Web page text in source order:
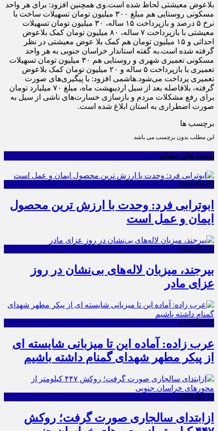
بلاعوض معیشتی لحاظ شده است.وی همچنین افزود: برای هر واحد
مسکونی روستایی هم مبلغ ۳۰۰ میلیون تومان تسهیلات ساخت با
نرخ ۵ درصد و بازپرداخت ۱۵ ساله، ۳۰ میلیون تومان تسهیلات
معیشتی با بازپرداخت ۷ ساله، ۸۰ میلیون تومان کمک بلاعوض
احداثی و ۱۵ میلیون تومان هم کمک بلا عوض معیشتی در نظر
گرفته شده است.به گفته استاندار خراسان جنوبی به هر واحد
مسکونی تعمیری شهری و روستایی هم ۳۰ میلیون تومان تسهیلات
تعمیری با بازپرداخت ۵ ساله و ۲۰ میلیون تومان کمک بلاعوض
تعمیری پرداخت می‌شود.هاشمی افزود: با پیگیری‌های صورت
گرفته، بلافاصله بعد از سیل اردیبهشت ماه، مبلغ ۷۰ میلیارد تومان
برای رفع مشکلات مردم و بازسازی خسارت‌های ناشی از سیل به
صورت اضطراری به استان ابلاغ شده است.
برچسب ها
این مطلب بدون برچسب می باشد.
نوشته های مشابه
1404-09-09
ابوترابی فرد: وحدت با ارزش ترین محصول
ایمان و عمل است
1404-09-03
بیرجند، میزبان لاله‌های بی‌نشان در روز
عزای مادر
1404-09-02
عرب زاده: آماده این تا میزبانی شایسته ای
از پیکر مطهر شهدای گمنام داشته باشیم
1404-08-14
ازابتدای سالجاری صورت گرفت؛ روکش